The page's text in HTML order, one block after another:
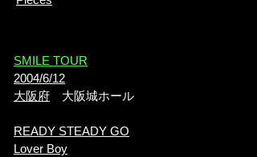
​SMILE TOUR
2004/6/12
大阪府 大阪城ホール
READY STEADY GO
Lover Boy